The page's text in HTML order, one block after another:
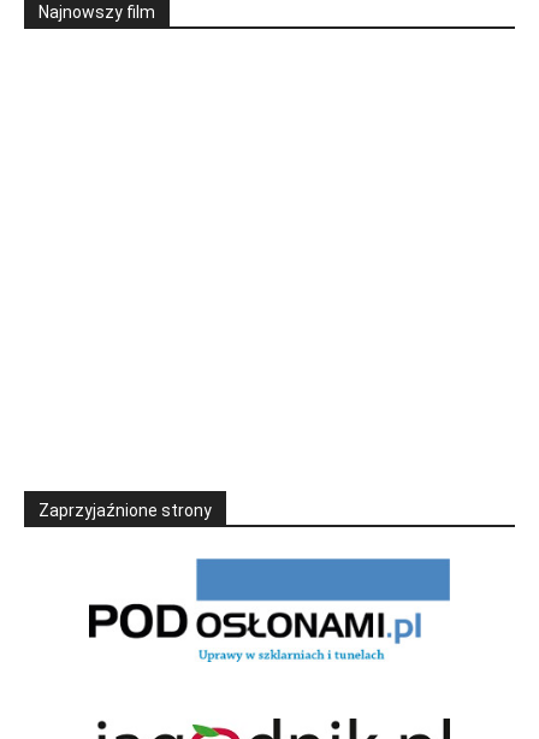
Najnowszy film
Zaprzyjaźnione strony